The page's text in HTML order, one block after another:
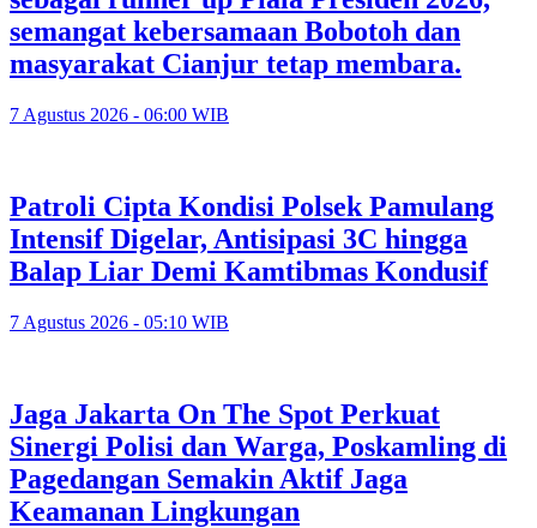
semangat kebersamaan Bobotoh dan
masyarakat Cianjur tetap membara.
7 Agustus 2026 - 06:00 WIB
Patroli Cipta Kondisi Polsek Pamulang
Intensif Digelar, Antisipasi 3C hingga
Balap Liar Demi Kamtibmas Kondusif
7 Agustus 2026 - 05:10 WIB
Jaga Jakarta On The Spot Perkuat
Sinergi Polisi dan Warga, Poskamling di
Pagedangan Semakin Aktif Jaga
Keamanan Lingkungan